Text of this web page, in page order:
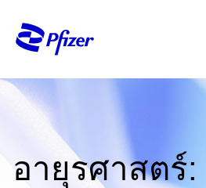
อายุรศาสตร์: